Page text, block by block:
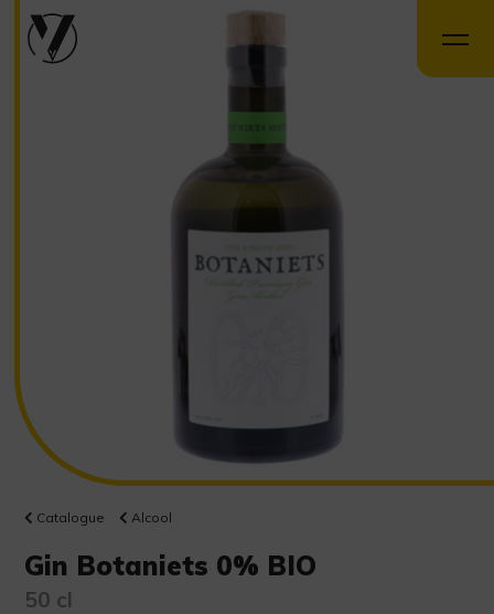
Catalogue Alcool
Gin Botaniets 0% BIO
50 cl